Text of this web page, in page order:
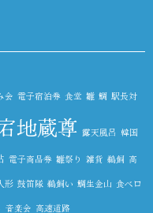
会 電子宿泊券 食堂 雛 鯛 駅長対
地蔵尊 露天風呂 韓国
電子商品券 雛祭り 雑貨 鵜飼 高
形 鼓笛隊 鵜飼い 鯛生金山 食べロ
音楽会 高速道路